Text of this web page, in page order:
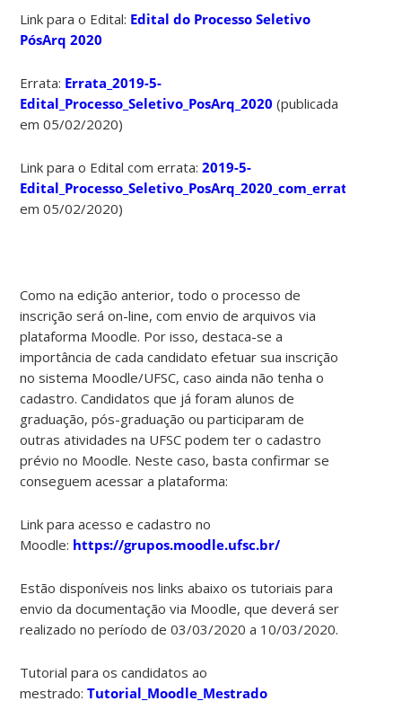
Link para o Edital: Edital do Processo Seletivo
PósArq 2020
Errata: Errata_2019-5-
Edital_Processo_Seletivo_PosArq_2020 (publicada
em 05/02/2020)
Link para o Edital com errata:2019-5-
Edital_Processo_Seletivo_PosArq_2020_com_errata
em 05/02/2020)
Como na edição anterior, todo o processo de
inscrição será on-line, com envio de arquivos via
plataforma Moodle. Por isso, destaca-se a
importância de cada candidato efetuar sua inscrição
no sistema Moodle/UFSC, caso ainda não tenha o
cadastro. Candidatos que já foram alunos de
graduação, pós-graduação ou participaram de
outras atividades na UFSC podem ter o cadastro
prévio no Moodle. Neste caso, basta confirmar se
conseguem acessar a plataforma:
Link para acesso e cadastro no
Moodle: https://grupos.moodle.ufsc.br/
Estão disponíveis nos links abaixo os tutoriais para
envio da documentação via Moodle, que deverá ser
realizado no período de 03/03/2020 a 10/03/2020.
Tutorial para os candidatos ao
mestrado:Tutorial_Moodle_Mestrado